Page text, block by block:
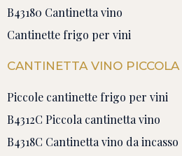
B43180 Cantinetta vino
Cantinette frigo per vini
CANTINETTA VINO PICCOLA
Piccole cantinette frigo per vini
B4312C Piccola cantinetta vino
B4318C Cantinetta vino da incasso